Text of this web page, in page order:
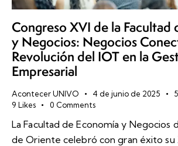
Congreso XVI de la Facultad
y Negocios: Negocios
Revolución del IOT en la
Empresarial
Acontecer UNIVO 4 de junio de 2025
9 Likes 0 Comments
La Facultad de Economía y Negocios
de Oriente celebró con gran éxito su